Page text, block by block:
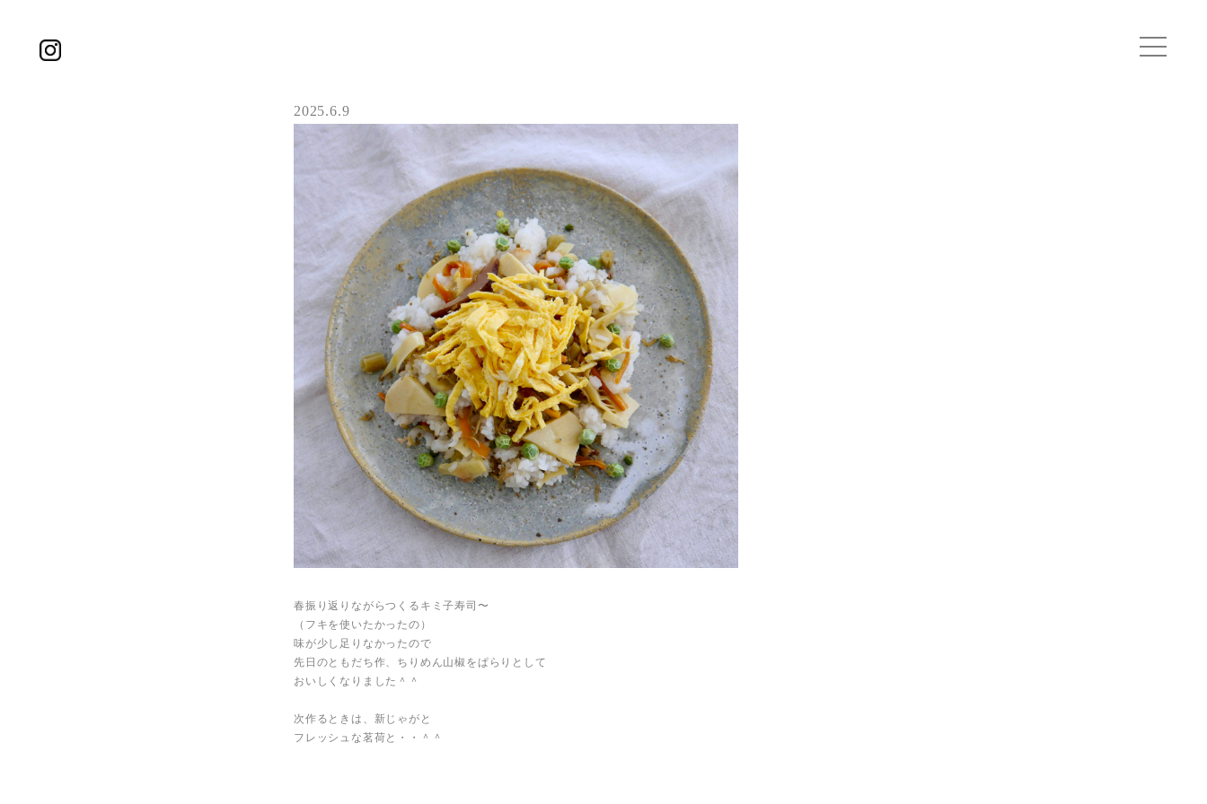
2025.6.9
春振り返りながらつくるキミ子寿司〜
（フキを使いたかったの）
味が少し足りなかったので
先日のともだち作、ちりめん山椒をぱらりとして
おいしくなりました＾＾
次作るときは、新じゃがと
フレッシュな茗荷と・・＾＾